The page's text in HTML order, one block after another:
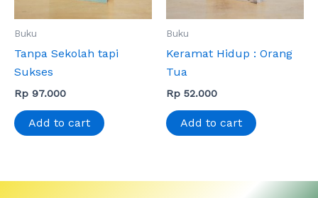
Buku
Tanpa Sekolah tapi
Sukses
Rp 97.000
Add to cart
Buku
Keramat Hidup : Orang
Tua
Rp 52.000
Add to cart